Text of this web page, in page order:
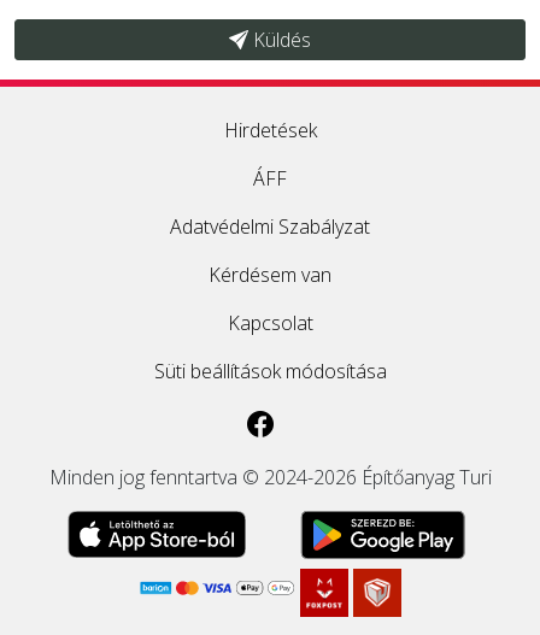
Küldés
Hirdetések
ÁFF
Adatvédelmi Szabályzat
Kérdésem van
Kapcsolat
Süti beállítások módosítása
Minden jog fenntartva © 2024-2026 Építőanyag Turi